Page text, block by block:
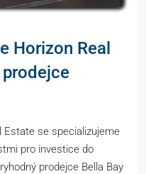
Horizon Real
Estate se specializujeme
pro investice do
prodejce Bella Bay